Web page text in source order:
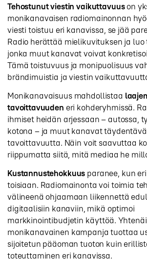
Tehostunut viestin vaikuttavuuson
monikanavaisen radiomainonnan
viesti toistuu eri kanavissa, se jää
Radio herättää mielikuvituksen ja
jonka muut kanavat voivat
Tämä toistuvuus ja monipuolisuus
brändimuistia ja viestin
Monikanavaisuus mahdollistaa
tavoittavuuden eri kohderyhmissä.
ihmiset heidän arjessaan – autossa,
kotona – ja muut kanavat
tavoittavuutta. Näin voit saavuttaa
riippumatta siitä, mitä mediaa he
Kustannustehokkuus paranee, kun
toisiaan. Radiomainonta voi toimia
välineenä ohjaamaan liikennettä
digitaalisiin kanaviin, mikä optimoi
markkinointibudjetin käyttöä.
monikanavainen kampanja tuottaa
sijoitetun pääoman tuoton kuin
toteuttaminen eri kanavissa.